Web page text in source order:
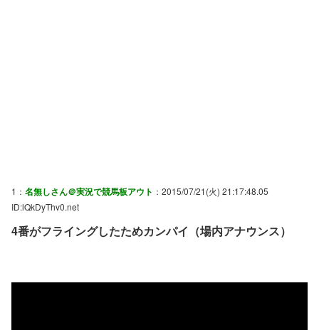
1： 名無しさん＠実況で競馬板アウト ：2015/07/21(火) 21:17:48.05
ID:lQkDyThv0.net
4番がフライングしたためカンパイ（場内アナウンス）